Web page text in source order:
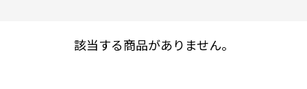
該当する商品がありません。